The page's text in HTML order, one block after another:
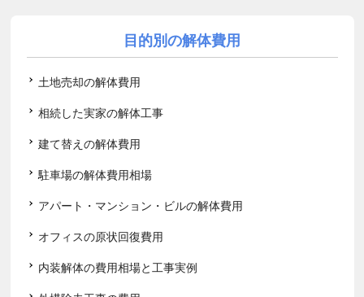
目的別の解体費用
土地売却の解体費用
相続した実家の解体工事
建て替えの解体費用
駐車場の解体費用相場
アパート・マンション・ビルの解体費用
オフィスの原状回復費用
内装解体の費用相場と工事実例